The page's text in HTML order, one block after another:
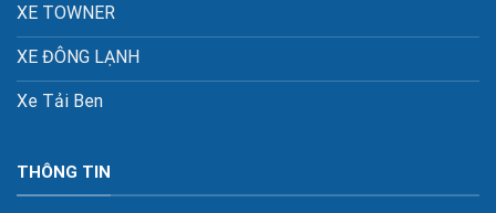
XE TOWNER
XE ĐÔNG LẠNH
Xe Tải Ben
THÔNG TIN